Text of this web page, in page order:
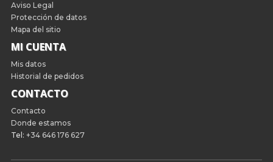
Aviso Legal
Protección de datos
Mapa del sitio
MI CUENTA
Mis datos
Historial de pedidos
CONTACTO
Contacto
Donde estamos
Tel: +34 646 176 627